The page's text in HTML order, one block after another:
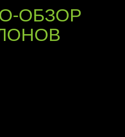
ОБЗОР